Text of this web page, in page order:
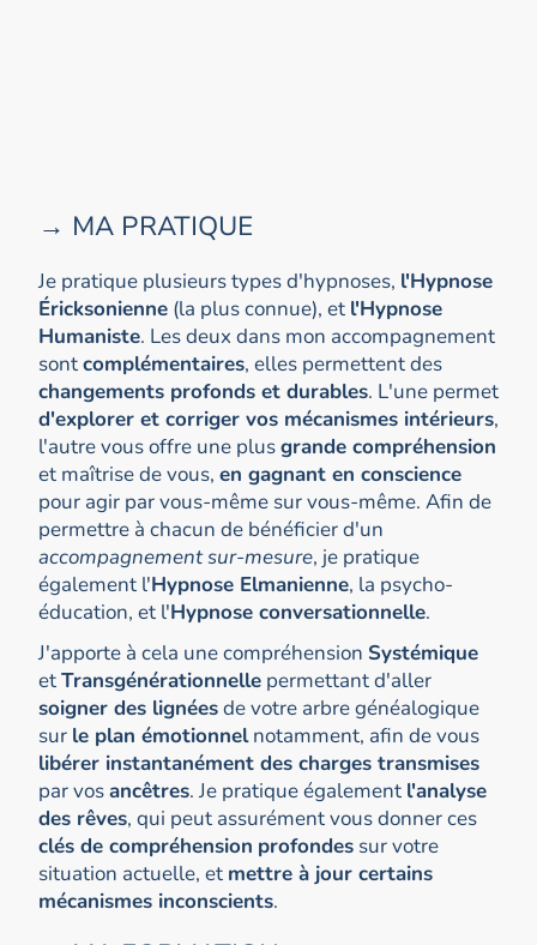
→ MA PRATIQUE
Je pratique plusieurs types d'hypnoses, l'Hypnose
Éricksonienne (la plus connue), et l'Hypnose
Humaniste. Les deux dans mon accompagnement
sontcomplémentaires, elles permettent des
changements profonds et durables. L'une permet
d'explorer et corriger vos mécanismes intérieurs,
l'autre vous offre une plusgrande compréhension
et maîtrise de vous, en gagnant en conscience
pour agir par vous-même sur vous-même. Afin de
permettre à chacun de bénéficier d'un
accompagnement sur-mesure, je pratique
également l'Hypnose Elmanienne, la psycho-
éducation, et l'Hypnose conversationnelle.
J'apporte à cela une compréhension Systémique
etTransgénérationnelle permettant d'aller
soigner des lignéesde votre arbre généalogique
sur le plan émotionnelnotamment, afin de vous
libérer instantanément des charges transmises
par vosancêtres. Je pratique également l'analyse
des rêves, qui peut assurément vous donner ces
clés de compréhension profondes sur votre
situation actuelle, et mettre à jour certains
mécanismes inconscients.